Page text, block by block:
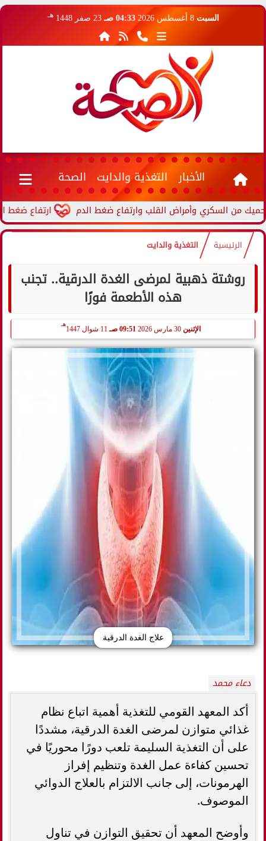
السبت 8 أغسطس 2026 04:33 صـ 23 صفر 1448 هـ
الأخبار التغذية والدايت الصحة
ارتفاع ضغط الدم
الرئيسية التغذية والدايت
روشتة ذهبية لمرضى الغدة الدرقية.. تجنب
هذه الأطعمة فورًا
الإثنين 30 مارس 2026 09:51 صـ 11 شوال 1447
هـ
علاج الغدة الدرقية
دعاء محمد
أكد المعهد القومي للتغذية أهمية اتباع نظام
غذائي متوازن لمرضى الغدة الدرقية، مشددًا
على أن التغذية السليمة تلعب دورًا محوريًا في
تحسين كفاءة عمل الغدة وتنظيم إفراز
الهرمونات، إلى جانب الالتزام بالعلاج الدوائي
الموصوف.
وأوضح المعهد أن تحقيق التوازن في تناول